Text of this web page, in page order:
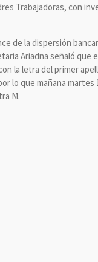
Trabajadoras, con
de la dispersión
Ariadna señaló que
la letra del primer
lo que mañana martes
M.